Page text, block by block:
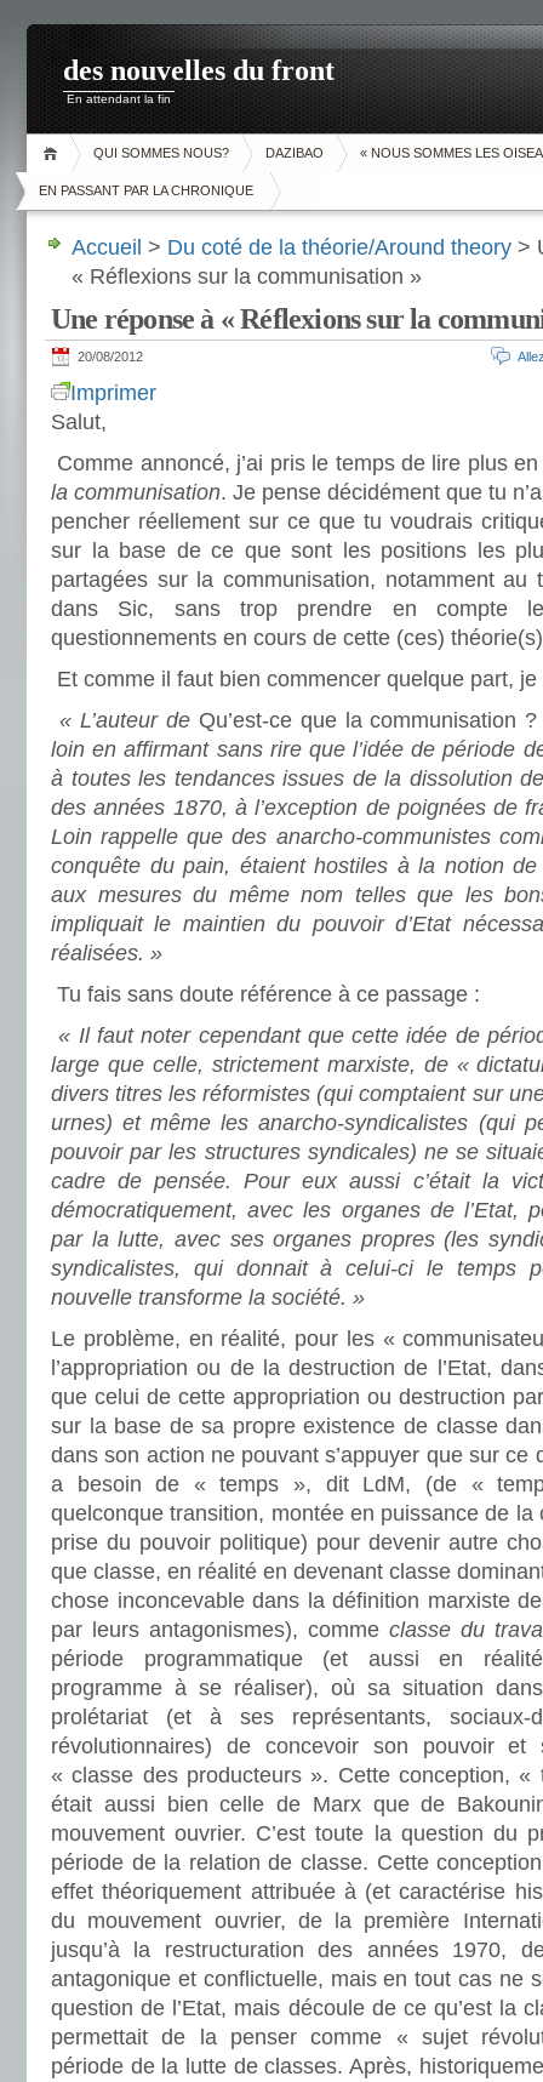
des nouvelles du front
En attendant la fin
QUI SOMMES NOUS? DAZIBAO « NOUS SOMMES LES
EN PASSANT PAR LA CHRONIQUE
Accueil > Du coté de la théorie/Around theory >
« Réflexions sur la communisation »
Une réponse à « Réflexions sur la
20/08/2012
Imprimer
Salut,
Comme annoncé, j’ai pris le temps de lire plus
la communisation. Je pense décidément que tu
pencher réellement sur ce que tu voudrais
sur la base de ce que sont les positions les
partagées sur la communisation, notamment
dans Sic, sans trop prendre en compte
questionnements en cours de cette (ces)
Et comme il faut bien commencer quelque part, je
« L’auteur de Qu’est-ce que la communisation ?
loin en affirmant sans rire que l’idée de période
à toutes les tendances issues de la dissolution
des années 1870, à l’exception de poignées de
Loin rappelle que des anarcho-communistes
conquête du pain, étaient hostiles à la notion
aux mesures du même nom telles que les
impliquait le maintien du pouvoir d’Etat
réalisées. »
Tu fais sans doute référence à ce passage :
« Il faut noter cependant que cette idée de
large que celle, strictement marxiste, de «
divers titres les réformistes (qui comptaient sur
urnes) et même les anarcho-syndicalistes (qui
pouvoir par les structures syndicales) ne se
cadre de pensée. Pour eux aussi c’était la
démocratiquement, avec les organes de l’Etat,
par la lutte, avec ses organes propres (les
syndicalistes, qui donnait à celui-ci le temps
nouvelle transforme la société. »
Le problème, en réalité, pour les «
l’appropriation ou de la destruction de l’Etat,
que celui de cette appropriation ou destruction
sur la base de sa propre existence de classe
dans son action ne pouvant s’appuyer que sur ce
a besoin de « temps », dit LdM, (de «
quelconque transition, montée en puissance de
prise du pouvoir politique) pour devenir autre
que classe, en réalité en devenant classe
chose inconcevable dans la définition marxiste
par leurs antagonismes), comme classe du
période programmatique (et aussi en
programme à se réaliser), où sa situation
prolétariat (et à ses représentants, sociaux-
révolutionnaires) de concevoir son pouvoir
« classe des producteurs ». Cette conception,
était aussi bien celle de Marx que de
mouvement ouvrier. C’est toute la question du
période de la relation de classe. Cette
effet théoriquement attribuée à (et caractérise
du mouvement ouvrier, de la première
jusqu’à la restructuration des années 1970,
antagonique et conflictuelle, mais en tout cas ne
question de l’Etat, mais découle de ce qu’est la
permettait de la penser comme « sujet
période de la lutte de classes. Après,